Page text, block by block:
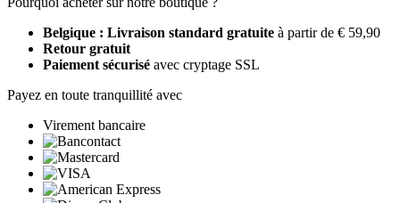
Belgique : Livraison standard gratuite à partir de € 59,90
Retour gratuit
Paiement sécurisé avec cryptage SSL
Payez en toute tranquillité avec
Virement bancaire